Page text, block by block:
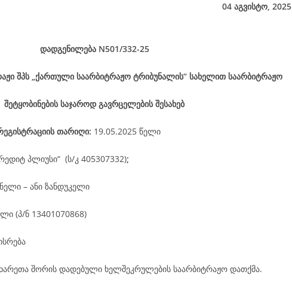
აგვისტო, 2025
დადგენილება N501/332-25
შპს „ქართული საარბიტრაჟო ტრიბუნალის“ სახელით საარბიტრაჟო
შეტყობინების საჯაროდ გავრცელების შესახებ
თარიღი: 19.05.2025 წელი
პლიუსი“ (ს/კ 405307332);
– ანი ზანდუკელი
(პ/ნ 13401070868)
შორის დადებული ხელშეკრულების საარბიტრაჟო დათქმა.